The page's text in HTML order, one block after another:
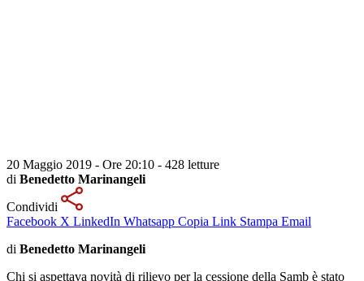
20 Maggio 2019 - Ore 20:10 - 428 letture
di Benedetto Marinangeli
Condividi
Facebook X LinkedIn Whatsapp Copia Link Stampa Email
di Benedetto Marinangeli
Chi si aspettava novità di rilievo per la cessione della Samb è stato